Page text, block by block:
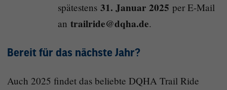
spätestens 31. Januar 2025 per E-Mail
an trailride@dqha.de.
Bereit für das nächste Jahr?
Auch 2025 findet das beliebte DQHA Trail Ride